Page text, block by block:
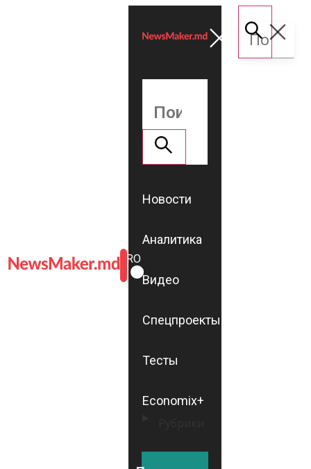
ROMÂNĂ
RU
Новости
Аналитика
Видео
Спецпроекты
Тесты
Economix+